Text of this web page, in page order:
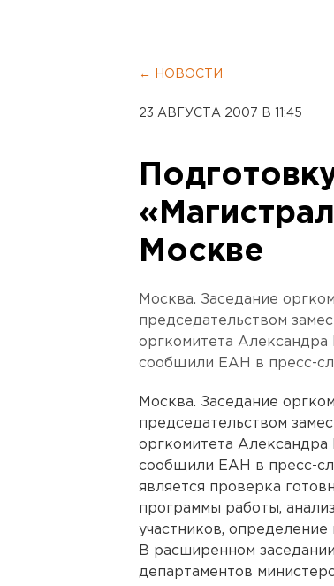
← НОВОСТИ
23 АВГУСТА 2007 В 11:45
Москве
Москва. Заседание
председательством
оргкомитета
сообщили ЕАН в пресс-
Москва. Заседание
председательством
оргкомитета
сообщили ЕАН в пресс-
является проверка
программы работы,
участников,
В расширенном
департаментов